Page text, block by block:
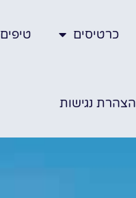
כרטיסים טיפים
הצהרת נגישות